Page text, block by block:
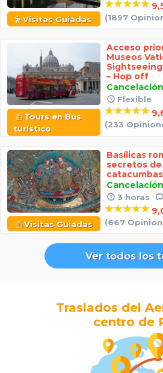
Visitas Guiadas (1897
Tours en Bus
turístico
Acceso
Museos
Sightseeing
– Hop off
Flexible
(233
Visitas Guiadas
Basílicas
secretos de
catacumbas
3 horas
(667
Ver todos los
Traslados del
centro de